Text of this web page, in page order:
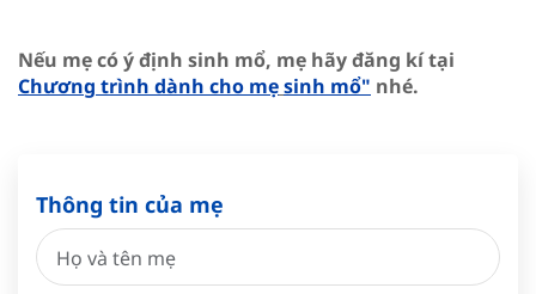
Nếu mẹ có ý định sinh mổ, mẹ hãy đăng kí tại
Chương trình dành cho mẹsinh mổ" nhé.
Thông tin của mẹ